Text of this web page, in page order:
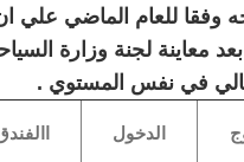
وفقا للعام الماضي علي
بعد معاينة لجنة وزارة
في نفس المستوي .
الدخول